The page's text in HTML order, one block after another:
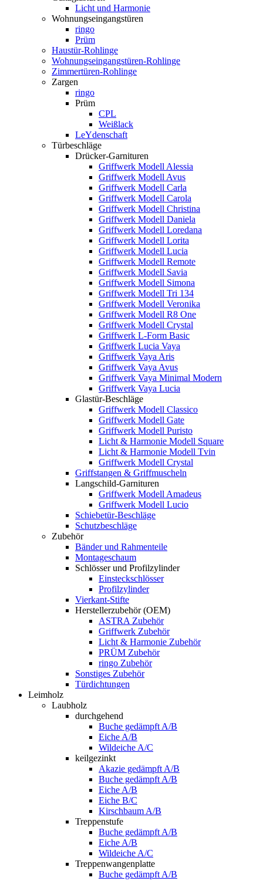
Licht und Harmonie
Wohnungseingangstüren
ringo
Prüm
Haustür-Rohlinge
Wohnungseingangstüren-Rohlinge
Zimmertüren-Rohlinge
Zargen
ringo
Prüm
CPL
Weißlack
LeYdenschaft
Türbeschläge
Drücker-Garnituren
Griffwerk Modell Alessia
Griffwerk Modell Avus
Griffwerk Modell Carla
Griffwerk Modell Carola
Griffwerk Modell Christina
Griffwerk Modell Daniela
Griffwerk Modell Loredana
Griffwerk Modell Lorita
Griffwerk Modell Lucia
Griffwerk Modell Remote
Griffwerk Modell Savia
Griffwerk Modell Simona
Griffwerk Modell Tri 134
Griffwerk Modell Veronika
Griffwerk Modell R8 One
Griffwerk Modell Crystal
Griffwerk L-Form Basic
Griffwerk Lucia Vaya
Griffwerk Vaya Aris
Griffwerk Vaya Avus
Griffwerk Vaya Minimal Modern
Griffwerk Vaya Lucia
Glastür-Beschläge
Griffwerk Modell Classico
Griffwerk Modell Gate
Griffwerk Modell Puristo
Licht & Harmonie Modell Square
Licht & Harmonie Modell Tvin
Griffwerk Modell Crystal
Griffstangen & Griffmuscheln
Langschild-Garnituren
Griffwerk Modell Amadeus
Griffwerk Modell Lucio
Schiebetür-Beschläge
Schutzbeschläge
Zubehör
Bänder und Rahmenteile
Montageschaum
Schlösser und Profilzylinder
Einsteckschlösser
Profilzylinder
Vierkant-Stifte
Herstellerzubehör (OEM)
ASTRA Zubehör
Griffwerk Zubehör
Licht & Harmonie Zubehör
PRÜM Zubehör
ringo Zubehör
Sonstiges Zubehör
Türdichtungen
Leimholz
Laubholz
durchgehend
Buche gedämpft A/B
Eiche A/B
Wildeiche A/C
keilgezinkt
Akazie gedämpft A/B
Buche gedämpft A/B
Eiche A/B
Eiche B/C
Kirschbaum A/B
Treppenstufe
Buche gedämpft A/B
Eiche A/B
Wildeiche A/C
Treppenwangenplatte
Buche gedämpft A/B